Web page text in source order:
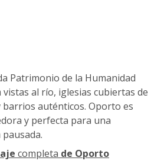
Patrimonio de la Humanidad
vistas al río, iglesias cubiertas de
barrios auténticos. Oporto es
y perfecta para una
completa de Oporto